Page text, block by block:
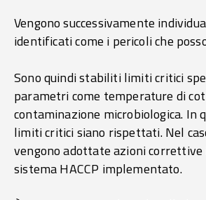
Vengono successivamente
identificati come i pericoli che
Sono quindi stabiliti limiti critici
parametri come temperature di
contaminazione microbiologica.
limiti critici siano rispettati. Nel
vengono adottate azioni
sistema HACCP implementato.